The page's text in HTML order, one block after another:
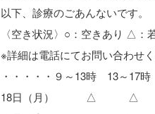
以下、診療のごあんないです。
〈空き状況〉○：空きあり △：
※詳細は電話にてお問い合わせく
・・・・・９～13時 13～17
18日（月） △